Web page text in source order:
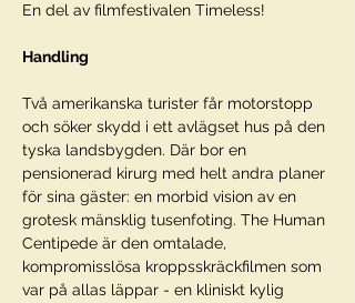
En del av filmfestivalen Timeless!
Handling
Två amerikanska turister får motorstopp
och söker skydd i ett avlägset hus på den
tyska landsbygden. Där bor en
pensionerad kirurg med helt andra planer
för sina gäster: en morbid vision av en
grotesk mänsklig tusenfoting. The Human
Centipede är den omtalade,
kompromisslösa kroppsskräckfilmen som
var på allas läppar - en kliniskt kylig